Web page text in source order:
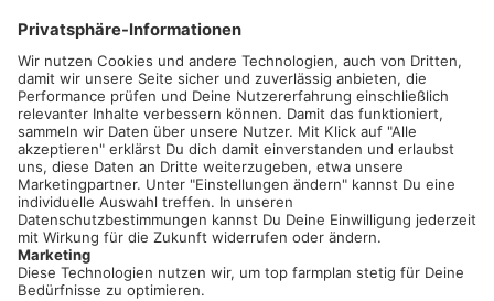
02501 801 44 84
service@topfarmplan.de
Sei immer auf dem Laufenden!
Neue Features, spannende Tipps und hilfreiche Anleitungen!